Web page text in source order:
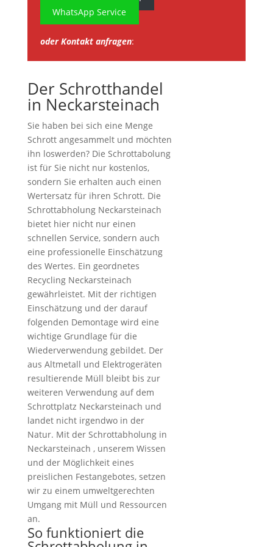
WhatsApp Service
oder Kontakt anfragen:
Der Schrotthandel
in Neckarsteinach
Sie haben bei sich eine Menge
Schrott angesammelt und möchten
ihn loswerden? Die Schrottabolung
ist für Sie nicht nur kostenlos,
sondern Sie erhalten auch einen
Wertersatz für ihren Schrott. Die
Schrottabholung Neckarsteinach
bietet hier nicht nur einen
schnellen Service, sondern auch
eine professionelle Einschätzung
des Wertes. Ein geordnetes
Recycling Neckarsteinach
gewährleistet. Mit der richtigen
Einschätzung und der darauf
folgenden Demontage wird eine
wichtige Grundlage für die
Wiederverwendung gebildet. Der
aus Altmetall und Elektrogeräten
resultierende Müll bleibt bis zur
weiteren Verwendung auf dem
Schrottplatz Neckarsteinach und
landet nicht irgendwo in der
Natur. Mit der Schrottabholung in
Neckarsteinach , unserem Wissen
und der Möglichkeit eines
preislichen Festangebotes, setzen
wir zu einem umweltgerechten
Umgang mit Müll und Ressourcen
an.
So funktioniert die